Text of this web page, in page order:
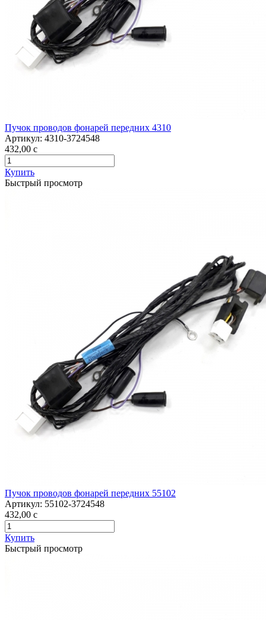
Пучок проводов фонарей передних 4310
Артикул: 4310-3724548
432,00 c
Купить
Быстрый просмотр
Пучок проводов фонарей передних 55102
Артикул: 55102-3724548
432,00 c
Купить
Быстрый просмотр